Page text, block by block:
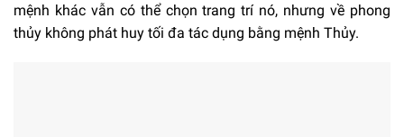
mệnh khác vẫn có thể chọn trang trí nó, nhưng về phong
thủy không phát huy tối đa tác dụng bằng mệnh Thủy.